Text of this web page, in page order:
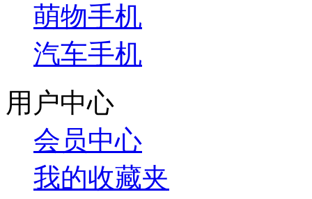
萌物手机
汽车手机
用户中心
会员中心
我的收藏夹